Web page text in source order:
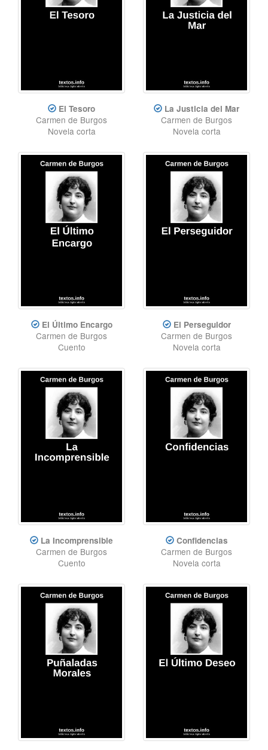
El Tesoro
Carmen de Burgos
Novela corta
La Justicia del Mar
Carmen de Burgos
Novela corta
El Último Encargo
Carmen de Burgos
Cuento
El Perseguidor
Carmen de Burgos
Novela corta
La Incomprensible
Carmen de Burgos
Cuento
Confidencias
Carmen de Burgos
Novela corta